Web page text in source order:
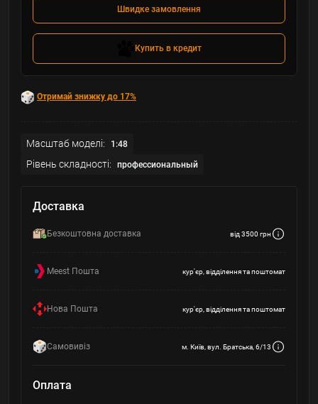
Швидке замовлення
Купить в кредит
Отримай знижку до 17%
Масштаб моделі: 1:48
Рівень складності: профессиональный
Доставка
Безкоштовна доставка від 3500 грн
Meest Пошта кур'єр, відділення та поштомат
Нова Пошта кур'єр, відділення та поштомат
Самовивіз м. Київ, вул. Братська, 6/13
Оплата